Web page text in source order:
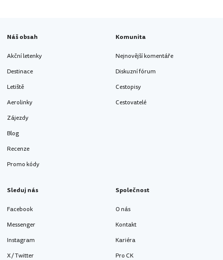
Náš obsah
Akční letenky
Destinace
Letiště
Aerolinky
Zájezdy
Blog
Recenze
Promo kódy
Komunita
Nejnovější komentáře
Diskuzní fórum
Cestopisy
Cestovatelé
Sleduj nás
Facebook
Messenger
Instagram
X / Twitter
Společnost
O nás
Kontakt
Kariéra
Pro CK